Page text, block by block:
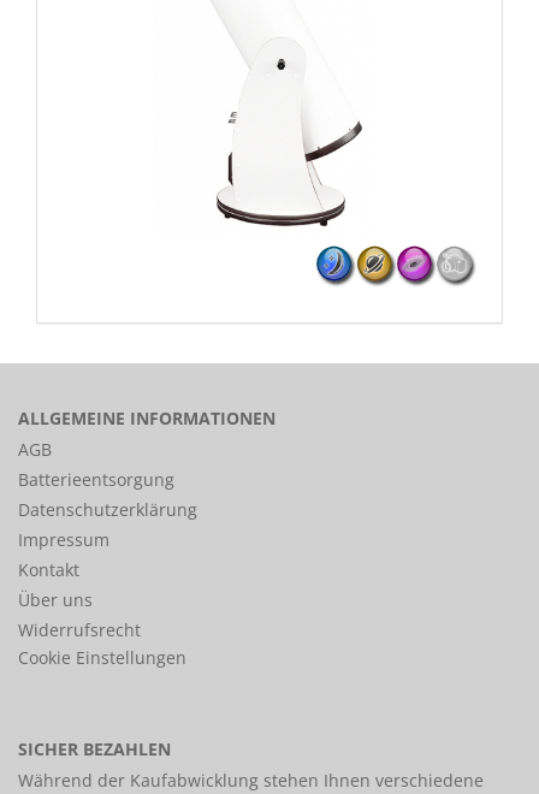
ALLGEMEINE INFORMATIONEN
AGB
Batterieentsorgung
Datenschutzerklärung
Impressum
Kontakt
Über uns
Widerrufsrecht
Cookie Einstellungen
SICHER BEZAHLEN
Während der Kaufabwicklung stehen Ihnen verschiedene